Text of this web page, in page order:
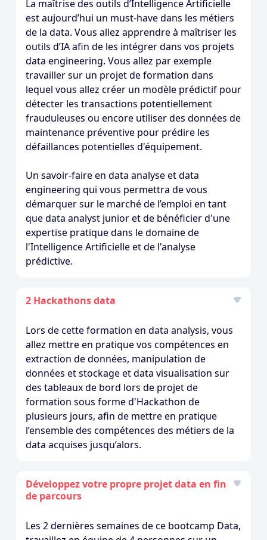
La maîtrise des outils d’Intelligence Artificielle
est aujourd’hui un must-have dans les métiers
de la data. Vous allez apprendre à maîtriser les
outils d’IA afin de les intégrer dans vos projets
data engineering. Vous allez par exemple
travailler sur un projet de formation dans
lequel vous allez créer un modèle prédictif pour
détecter les transactions potentiellement
frauduleuses ou encore utiliser des données de
maintenance préventive pour prédire les
défaillances potentielles d'équipement.
Un savoir-faire en data analyse et data
engineering qui vous permettra de vous
démarquer sur le marché de l’emploi en tant
que data analyst junior et de bénéficier d'une
expertise pratique dans le domaine de
l'Intelligence Artificielle et de l'analyse
prédictive.
2 Hackathons data
Lors de cette formation en data analysis, vous
allez mettre en pratique vos compétences en
extraction de données, manipulation de
données et stockage et data visualisation sur
des tableaux de bord lors de projet de
formation sous forme d'Hackathon de
plusieurs jours, afin de mettre en pratique
l’ensemble des compétences des métiers de la
data acquises jusqu’alors.
Développez votre propre projet data en fin
de parcours
Les 2 dernières semaines de ce bootcamp Data,